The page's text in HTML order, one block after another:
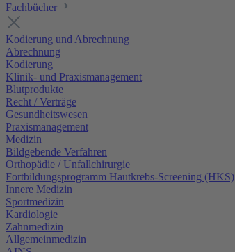
Fachbücher
Kodierung und Abrechnung
Abrechnung
Kodierung
Klinik- und Praxismanagement
Blutprodukte
Recht / Verträge
Gesundheitswesen
Praxismanagement
Medizin
Bildgebende Verfahren
Orthopädie / Unfallchirurgie
Fortbildungsprogramm Hautkrebs-Screening (HKS)
Innere Medizin
Sportmedizin
Kardiologie
Zahnmedizin
Allgemeinmedizin